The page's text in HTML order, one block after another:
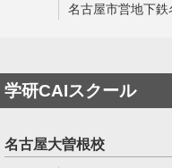
名古屋市営地下
学研CAIスクール
名古屋大曽根校